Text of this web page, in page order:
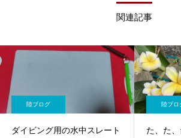
関連記事
陸ブログ
ダイビング用の水中スレート
陸ブロ